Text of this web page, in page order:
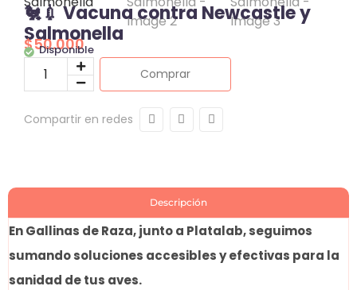
🐔💉 Vacuna contra Newcastle y
Salmonella
$50.000
Disponible
Comprar
Compartir en redes
Descripción
En Gallinas de Raza, junto a Platalab, seguimos
sumando soluciones accesibles y efectivas para la
sanidad de tus aves.